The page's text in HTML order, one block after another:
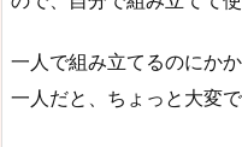
一人で組み立てるのにか
一人だと、ちょっと大変で